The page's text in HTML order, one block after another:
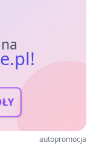
autopromocja